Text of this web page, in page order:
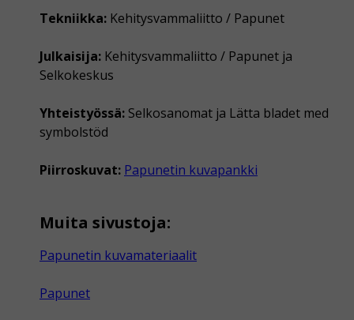
Tekniikka: Kehitysvammaliitto / Papunet
Julkaisija: Kehitysvammaliitto / Papunet ja
Selkokeskus
Yhteistyössä: Selkosanomat ja Lätta bladet med
symbolstöd
Piirroskuvat: Papunetin kuvapankki
Muita sivustoja:
Papunetin kuvamateriaalit
Papunet